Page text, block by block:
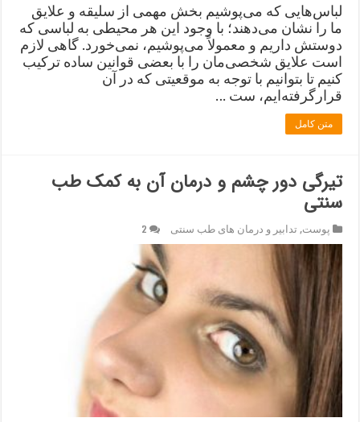
لباس‌هایی که می‌پوشیم بخش مهمی از سلیقه و علایق
ما را نشان می‌دهند؛ با وجود این هر محیطی به لباسی که
دوستش داریم و معمولاً می‌پوشیم، نمی‌خورد. گاهی لازم
است علایق شخصی‌مان را با بعضی قوانین ساده ترکیب
کنیم تا بتوانیم با توجه به موقعیتی که در آن
قرارگرفته‌ایم، ست …
متن کامل
تیرگی دور چشم و درمان آن به کمک طب
سنتی
پوست, تدابیر و درمان های طب سنتی 2